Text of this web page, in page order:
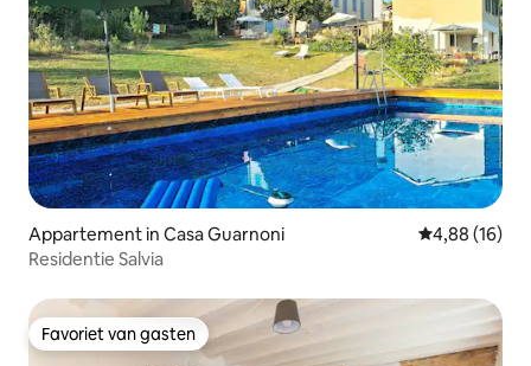
Appartement in Casa Guarnoni Gemiddelde
4,88 (16)
Residentie Salvia
Favoriet van gasten
Favoriet van gasten